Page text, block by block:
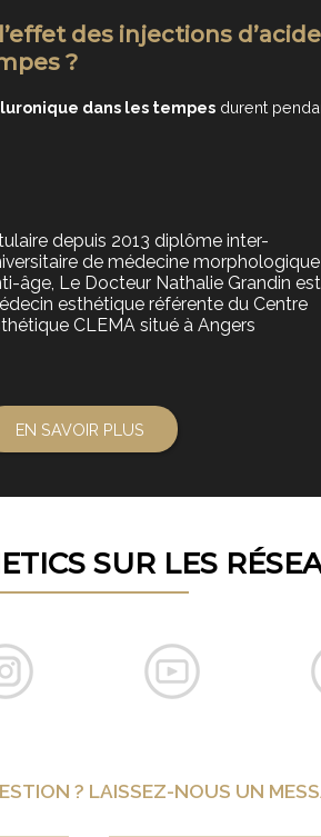
des injections d’acide
?
dans les tempes durent
depuis 2013 diplôme inter-
de médecine morphologique
âge, Le Docteur Nathalie Grandin est
esthétique référente du Centre
CLEMA situé à Angers
EN SAVOIR PLUS
SUR LES
? LAISSEZ-NOUS UN